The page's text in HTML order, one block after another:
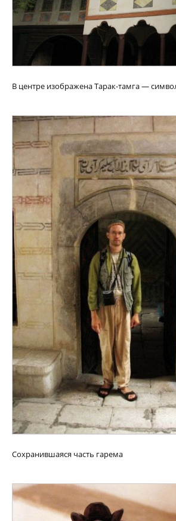
В центре изображена Тарак-тамга —
Сохранившаяся часть гарема